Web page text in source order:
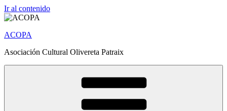
Ir al contenido
ACOPA
Asociación Cultural Olivereta Patraix